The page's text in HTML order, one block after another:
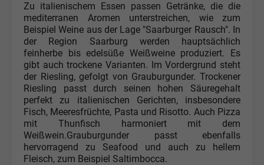
Zu italienischem Essen passen Getränke, die die
mediterranen Aromen unterstreichen, wie zum
Beispiel Weine aus der Lage "Saarburger Rausch". In
der Region Saarburg werden hauptsächlich
feinherbe bis edelsüße Weißweine produziert. Es
gibt auch trockene Varianten. Im Vordergrund steht
der Riesling, gefolgt von Grauburgunder. Trockener
Riesling passt durch seinen hohen Säuregehalt
perfekt zu italienischen Gerichten, insbesondere
Fisch, Meeresfrüchte, Pasta und Risotto. Auch Pizza
mit Thunfisch harmoniert mit dem
Weißwein.Grauburgunder passt ebenfalls
hervorragend zu Seafood und auch zu hellem
Fleisch, zum Beispiel Saltimbocca.